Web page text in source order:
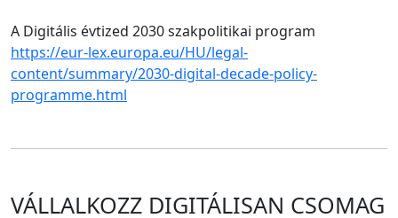
A Digitális évtized 2030 szakpolitikai program
https://eur-lex.europa.eu/HU/legal-
content/summary/2030-digital-decade-policy-
programme.html
VÁLLALKOZZ DIGITÁLISAN CSOMAG